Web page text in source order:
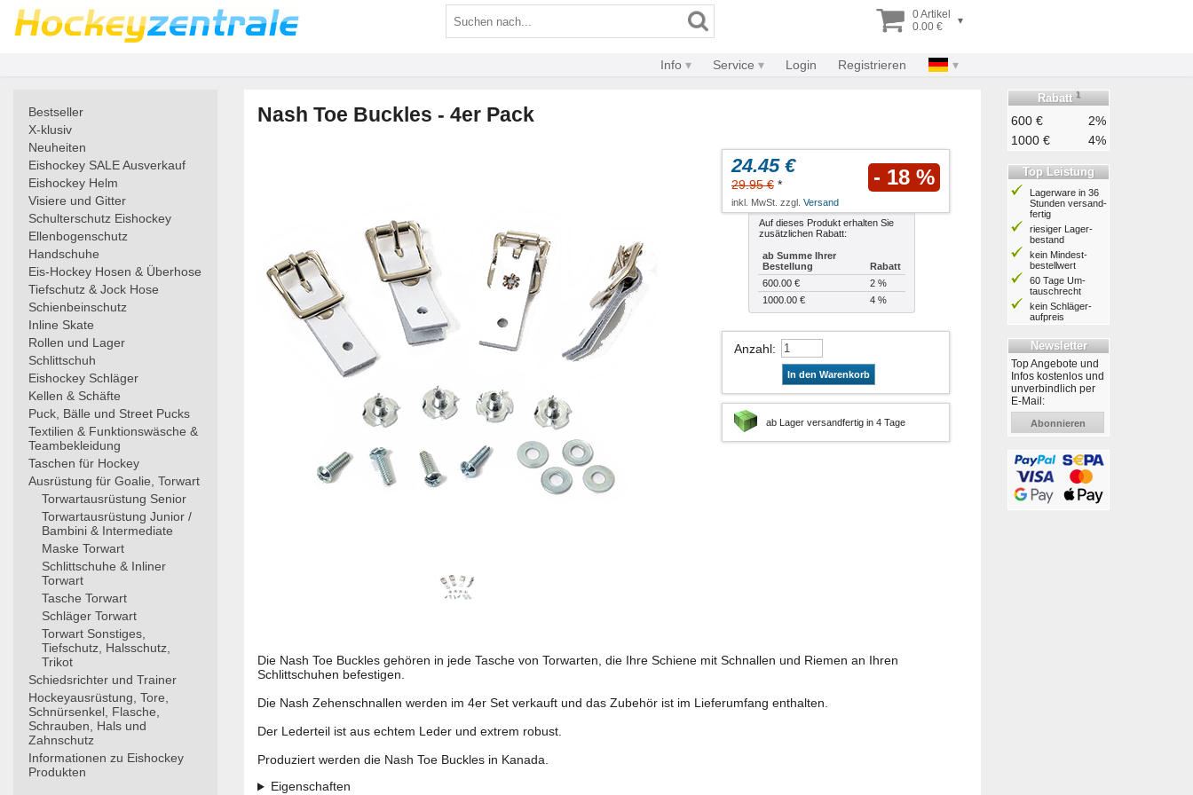
0 Artikel
0.00 €
▾
Info Service Login Registrieren
Bestseller
X-klusiv
Neuheiten
Eishockey SALE Ausverkauf
Eishockey Helm
Visiere und Gitter
Schulterschutz Eishockey
Ellenbogenschutz
Handschuhe
Eis-Hockey Hosen & Überhose
Tiefschutz & Jock Hose
Schienbeinschutz
Inline Skate
Rollen und Lager
Schlittschuh
Eishockey Schläger
Kellen & Schäfte
Puck, Bälle und Street Pucks
Textilien & Funktionswäsche &
Teambekleidung
Taschen für Hockey
Ausrüstung für Goalie, Torwart
Torwartausrüstung Senior
Torwartausrüstung Junior /
Bambini & Intermediate
Maske Torwart
Schlittschuhe & Inliner
Torwart
Tasche Torwart
Schläger Torwart
Torwart Sonstiges,
Tiefschutz, Halsschutz,
Trikot
Schiedsrichter und Trainer
Hockeyausrüstung, Tore,
Schnürsenkel, Flasche,
Schrauben, Hals und
Zahnschutz
Informationen zu Eishockey
Produkten
Nash Toe Buckles - 4er Pack
24.45 €
29.95 € * - 18 %
inkl. MwSt. zzgl. Versand
Auf dieses Produkt erhalten Sie
zusätzlichen Rabatt:
ab Summe Ihrer
Bestellung
Rabatt
600.00 €
2 %
1000.00 €
4 %
Anzahl:
In den Warenkorb
ab Lager versandfertig in 4 Tage
Die Nash Toe Buckles gehören in jede Tasche von Torwarten, die Ihre Schiene mit Schnallen und Riemen an Ihren
Schlittschuhen befestigen.
Die Nash Zehenschnallen werden im 4er Set verkauft und das Zubehör ist im Lieferumfang enthalten.
Der Lederteil ist aus echtem Leder und extrem robust.
Produziert werden die Nash Toe Buckles in Kanada.
Eigenschaften
Rabatt 1
600 €
2%
1000 €
4%
Top Leistung
Lagerware in 36
Stunden ver­sand­
fertig
riesiger Lager­
bestand
kein Mindest­
bestell­wert
60 Tage Um­
tausch­recht
kein Schläger­
aufpreis
Newsletter
Top Angebote und
Infos kostenlos und
unverbindlich per
E-Mail:
Abonnieren